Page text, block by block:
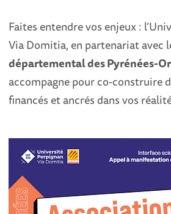
Faites entendre vos enjeux :
Via Domitia, en partenariat avec
départemental des Pyrénées-
accompagne pour co-construire
financés et ancrés dans vos